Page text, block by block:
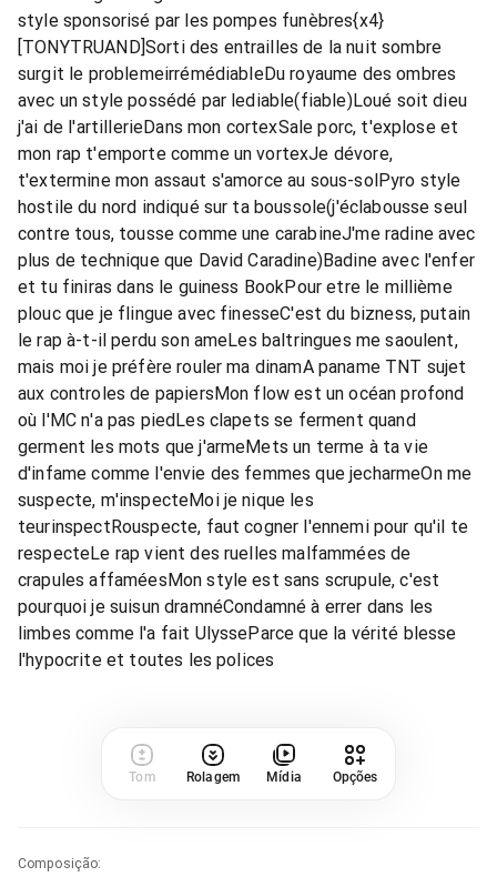
style sponsorisé par les pompes funèbres{x4}
[TONYTRUAND]Sorti des entrailles de la nuit sombre
surgit le problemeirrémédiableDu royaume des ombres
avec un style possédé par lediable(fiable)Loué soit dieu
j'ai de l'artillerieDans mon cortexSale porc, t'explose et
mon rap t'emporte comme un vortexJe dévore,
t'extermine mon assaut s'amorce au sous-solPyro style
hostile du nord indiqué sur ta boussole(j'éclabousse seul
contre tous, tousse comme une carabineJ'me radine avec
plus de technique que David Caradine)Badine avec l'enfer
et tu finiras dans le guiness BookPour etre le millième
plouc que je flingue avec finesseC'est du bizness, putain
le rap à-t-il perdu son ameLes baltringues me saoulent,
mais moi je préfère rouler ma dinamA paname TNT sujet
aux controles de papiersMon flow est un océan profond
où l'MC n'a pas piedLes clapets se ferment quand
germent les mots que j'armeMets un terme à ta vie
d'infame comme l'envie des femmes que jecharmeOn me
suspecte, m'inspecteMoi je nique les
teurinspectRouspecte, faut cogner l'ennemi pour qu'il te
respecteLe rap vient des ruelles malfammées de
crapules affaméesMon style est sans scrupule, c'est
pourquoi je suisun dramnéCondamné à errer dans les
limbes comme l'a fait UlysseParce que la vérité blesse
l'hypocrite et toutes les polices
Tom Rolagem Mídia Opções
Composição: